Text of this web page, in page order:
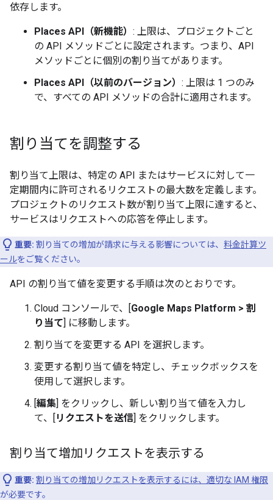
依存します。
Places API（新機能） : 上限は、プロジェクトごと
の API メソッドごとに設定されます。つまり、API
メソッドごとに個別の割り当てがあります。
Places API（以前のバージョン） : 上限は 1 つのみ
で、すべての API メソッドの合計に適用されます。
割り当てを調整する
割り当て上限は、特定の API またはサービスに対して一
定期間内に許可されるリクエストの最大数を定義します。
プロジェクトのリクエスト数が割り当て上限に達すると、
サービスはリクエストへの応答を停止します。
重要: 割り当ての増加が請求に与える影響については、 料金計算ツ
ールをご覧ください。
API の割り当て値を変更する手順は次のとおりです。
Cloud コンソールで、[Google Maps Platform > 割
り当て] に移動します。
割り当てを変更する API を選択します。
変更する割り当て値を特定し、チェックボックスを
使用して選択します。
[編集] をクリックし、新しい割り当て値を入力し
て、[リクエストを送信] をクリックします。
割り当て増加リクエストを表示する
重要: 割り当ての増加リクエストを表示するには、適切な IAM 権限
が必要です。